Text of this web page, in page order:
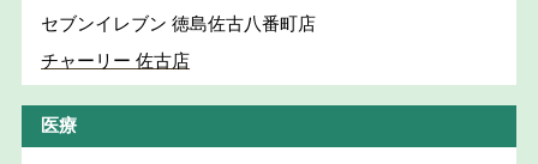
セブンイレブン 徳島佐古八番町店
チャーリー 佐古店
医療